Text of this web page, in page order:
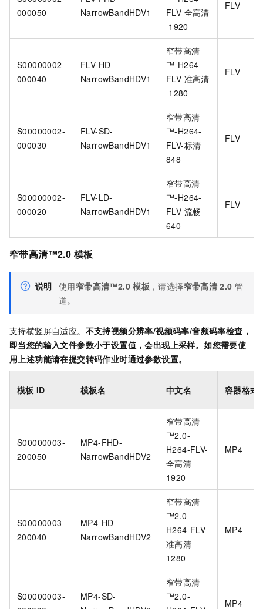
000050
NarrowBandHDV1
FLV-全高清
1920
FLV
S00000002-
000040
FLV-HD-
NarrowBandHDV1
窄带高清
™️-H264-
FLV-准高清
1280
FLV
S00000002-
000030
FLV-SD-
NarrowBandHDV1
窄带高清
™️-H264-
FLV-标清
848
FLV
S00000002-
000020
FLV-LD-
NarrowBandHDV1
窄带高清
™️-H264-
FLV-流畅
640
FLV
窄带高清™2.0 模板
说明 使用窄带高清™2.0 模板 ，请选择窄带高清 2.0 管
道。
支持横竖屏自适应。 不支持视频分辨率/视频码率/音频码率检查，
即当您的输入文件参数小于设置值，会出现上采样。如您需要使
用上述功能请在提交转码作业时通过参数设置。
模板 ID 模板名 中文名 容器格式
S00000003-
200050
MP4-FHD-
NarrowBandHDV2
窄带高清
™️2.0-
H264-FLV-
全高清
1920
MP4
S00000003-
200040
MP4-HD-
NarrowBandHDV2
窄带高清
™️2.0-
H264-FLV-
准高清
1280
MP4
S00000003-
MP4-SD-
窄带高清
™️2.0-
MP4